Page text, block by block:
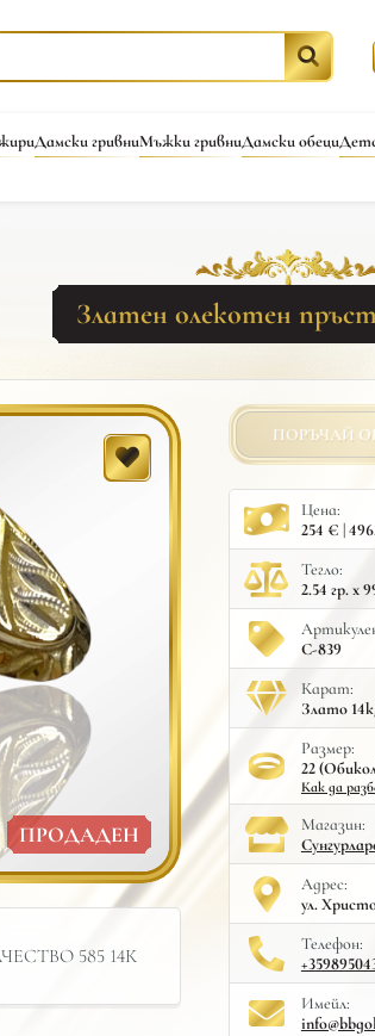
Дамски гривниМъжки гривниДамски обеци
Златен олекотен
ПРОДАДЕН
585 14К
ПОРЪЧАЙ
Цена:
254 € |
Тегло:
2.54 гр. x
С-839
Карат:
Злато
Размер:
22
Как да
Mагазин:
Адрес:
ул.
Телефон:
Имейл: